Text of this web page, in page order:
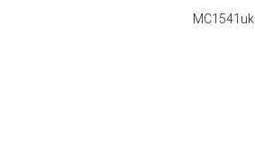
MC1541uk